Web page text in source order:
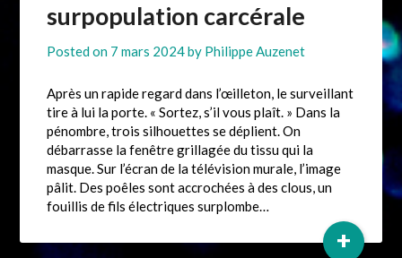
surpopulation carcérale
Posted on 7 mars 2024by Philippe Auzenet
Après un rapide regard dans l’œilleton, le surveillant
tire à lui la porte. « Sortez, s’il vous plaît. » Dans la
pénombre, trois silhouettes se déplient. On
débarrasse la fenêtre grillagée du tissu qui la
masque. Sur l’écran de la télévision murale, l’image
pâlit. Des poêles sont accrochées à des clous, un
fouillis de fils électriques surplombe…
+